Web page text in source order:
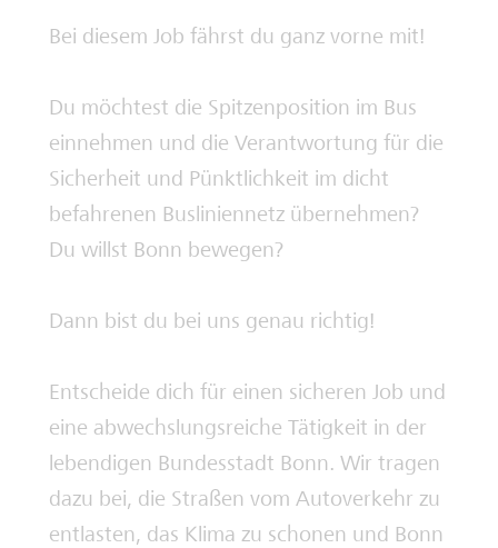
Deine Ausbilderinnen und Ausbilder
Bei diesem Job fährst du ganz vorne mit!
Du möchtest die Spitzenposition im Bus
einnehmen und die Verantwortung für die
Sicherheit und Pünktlichkeit im dicht
befahrenen Busliniennetz übernehmen?
Du willst Bonn bewegen?
Dann bist du bei uns genau richtig!
Entscheide dich für einen sicheren Job und
eine abwechslungsreiche Tätigkeit in der
lebendigen Bundesstadt Bonn. Wir tragen
dazu bei, die Straßen vom Autoverkehr zu
entlasten, das Klima zu schonen und Bonn